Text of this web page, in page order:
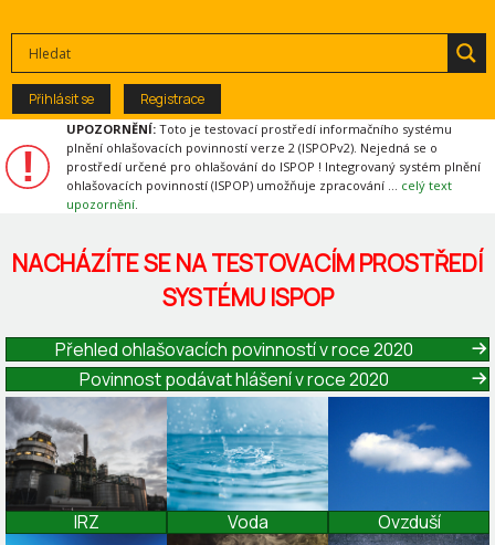
Přihlásit se Registrace
UPOZORNĚNÍ: Toto je testovací prostředí informačního systému
plnění ohlašovacích povinností verze 2 (ISPOPv2). Nejedná se o
prostředí určené pro ohlašování do ISPOP ! Integrovaný systém plnění
ohlašovacích povinností (ISPOP) umožňuje zpracování … celý text
upozornění.
NACHÁZÍTE SE NA TESTOVACÍM PROSTŘEDÍ
SYSTÉMU ISPOP
Přehled ohlašovacích povinností v roce 2020
Povinnost podávat hlášení v roce 2020
IRZ Voda Ovzduší